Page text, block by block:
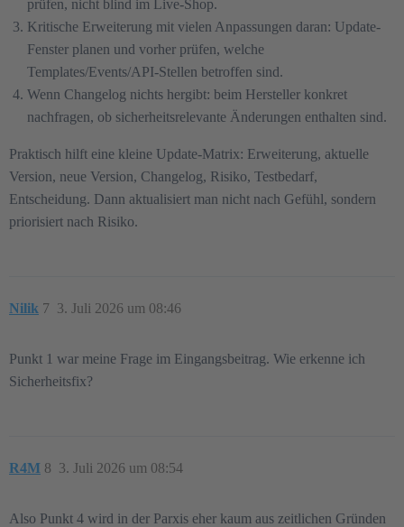
prüfen, nicht blind im Live-Shop.
Kritische Erweiterung mit vielen Anpassungen daran: Update-
Fenster planen und vorher prüfen, welche
Templates/Events/API-Stellen betroffen sind.
Wenn Changelog nichts hergibt: beim Hersteller konkret
nachfragen, ob sicherheitsrelevante Änderungen enthalten sind.
Praktisch hilft eine kleine Update-Matrix: Erweiterung, aktuelle
Version, neue Version, Changelog, Risiko, Testbedarf,
Entscheidung. Dann aktualisiert man nicht nach Gefühl, sondern
priorisiert nach Risiko.
Nilik 3. Juli 2026 um 08:46
7
Punkt 1 war meine Frage im Eingangsbeitrag. Wie erkenne ich
Sicherheitsfix?
R4M 3. Juli 2026 um 08:54
8
Also Punkt 4 wird in der Parxis eher kaum aus zeitlichen Gründen